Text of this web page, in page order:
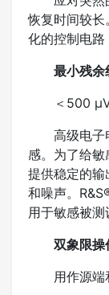
恢复时间较
化的控制电
最小残余
＜500
高级电子
感。为了给
提供稳定的
和噪声。
用于敏感被测
双象限操
用作源